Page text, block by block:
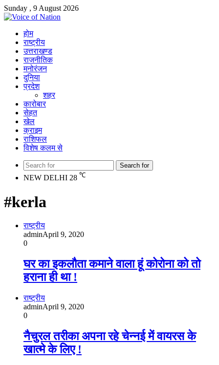
Sunday , 9 August 2026
होम
राष्ट्रीय
उत्तराखण्ड
राजनीतिक
मनोरंजन
दुनिया
प्रदेश
शहर
कारोबार
सेहत
खेल
क्राइम
राशिफल
विशेष कलम से
Search for
NEW DELHI 28 ℃
#kerla
राष्ट्रीय
adminApril 9, 2020
0
घर का इकलौता कमाने वाला हूं कोरोना को तो
हराना ही था !
राष्ट्रीय
adminApril 9, 2020
0
नैचुरल तरीका अपना रहे चेन्‍नई में वायरस के
खात्‍मे के लिए !